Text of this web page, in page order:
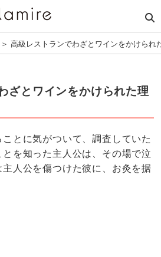
高級レストランでわざとワインをかけられ
ざとワインをかけられた理
とに気がついて、調査していた
を知った主人公は、その場で泣
人公を傷つけた彼に、お灸を据